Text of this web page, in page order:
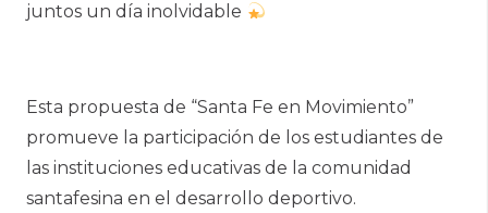
juntos un día inolvidable
Esta propuesta de “Santa Fe en Movimiento”
promueve la participación de los estudiantes de
las instituciones educativas de la comunidad
santafesina en el desarrollo deportivo.